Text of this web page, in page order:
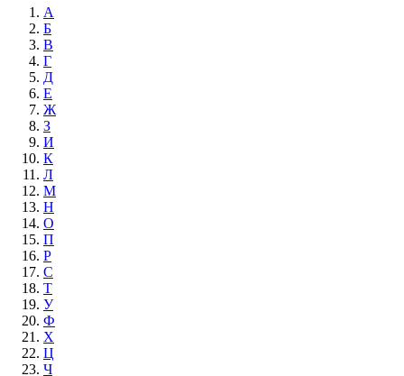
А
Б
В
Г
Д
Е
Ж
З
И
К
Л
М
Н
О
П
Р
С
Т
У
Ф
Х
Ц
Ч